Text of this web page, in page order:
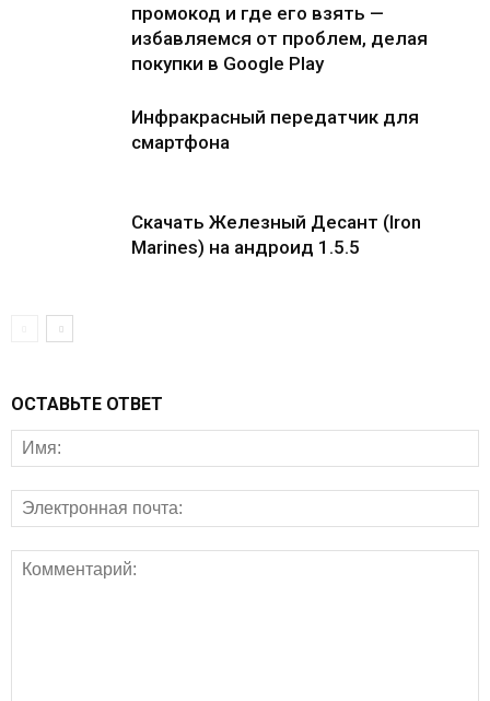
промокод и где его взять —
избавляемся от проблем, делая
покупки в Google Play
Инфракрасный передатчик для
смартфона
Скачать Железный Десант (Iron
Marines) на андроид 1.5.5
ОСТАВЬТЕ ОТВЕТ